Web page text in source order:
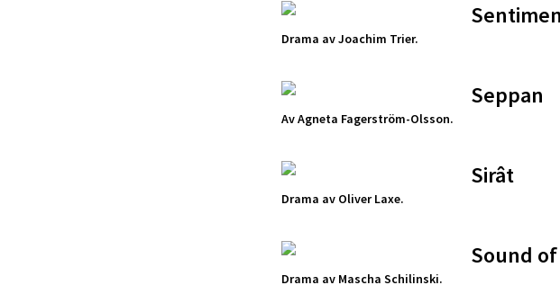
Drama av Joachim Trier.
Seppan
Av Agneta Fagerström-Olsson.
Sirât
Drama av Oliver Laxe.
Sound
Drama av Mascha Schilinski.